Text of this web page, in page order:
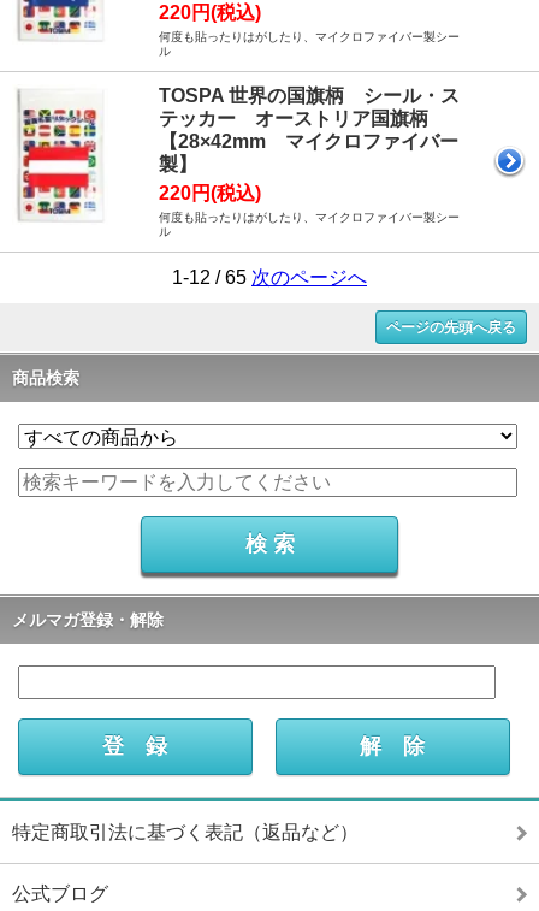
220円(税込)
何度も貼ったりはがしたり、マイクロファイバー製シー
ル
TOSPA 世界の国旗柄 シール・ス
テッカー オーストリア国旗柄
【28×42mm マイクロファイバー
製】
220円(税込)
何度も貼ったりはがしたり、マイクロファイバー製シー
ル
1-12 / 65 次のページへ
ページの先頭へ戻る
商品検索
メルマガ登録・解除
特定商取引法に基づく表記（返品など）
公式ブログ